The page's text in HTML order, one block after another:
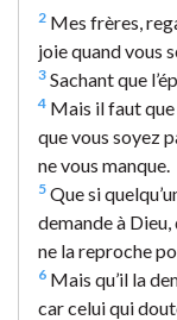
2 Mes frères,
joie quand vous
3 Sachant que
4 Mais il faut
que vous soyez
ne vous manque.
5 Que si
demande à
ne la reproche
6 Mais qu’il la
car celui qui